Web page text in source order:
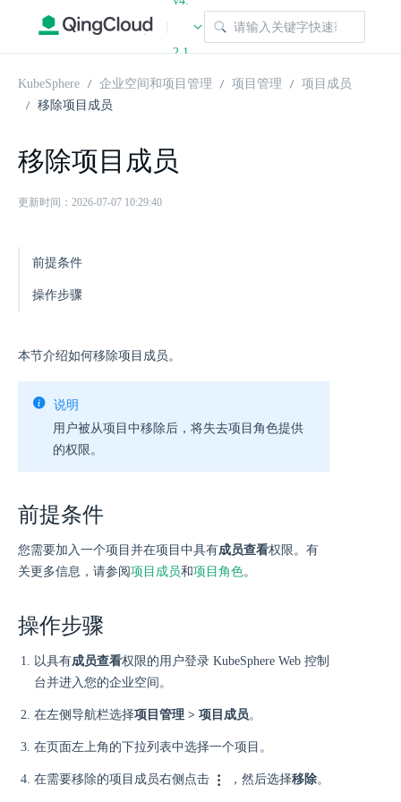
|
2.1
KubeSphere 企业空间和项目管理 项目管理
项目成员
移除项目成员
移除项目成员
更新时间：2026-07-07 10:29:40
前提条件
操作步骤
本节介绍如何移除项目成员。
说明
用户被从项目中移除后，将失去项目角色提供
的权限。
前提条件
您需要加入一个项目并在项目中具有成员查看权限。有
关更多信息，请参阅项目成员和项目角色。
操作步骤
以具有成员查看权限的用户登录 KubeSphere Web 控制
台并进入您的企业空间。
在左侧导航栏选择项目管理 > 项目成员。
在页面左上角的下拉列表中选择一个项目。
在需要移除的项目成员右侧点击 ，然后选择移除。